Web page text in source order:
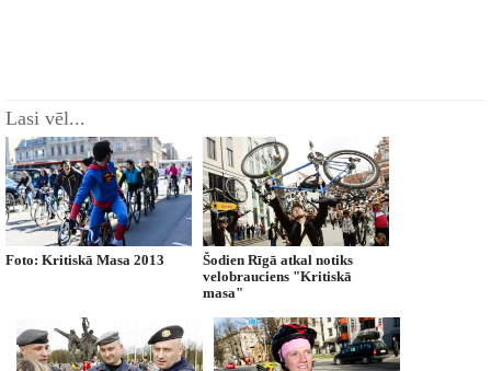
Lasi vēl...
Foto: Kritiskā Masa 2013
Šodien Rīgā atkal notiks
velobrauciens "Kritiskā
masa"